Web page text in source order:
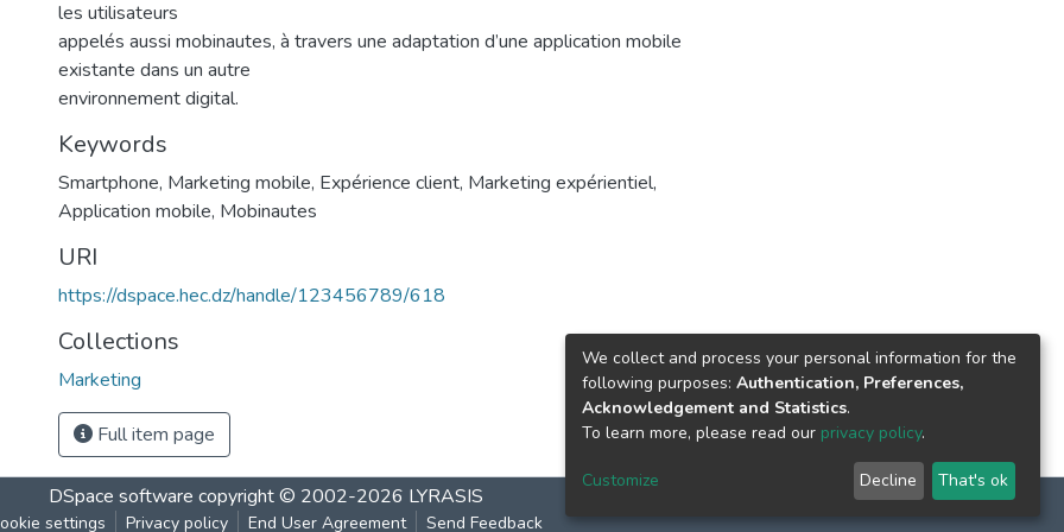
les utilisateurs
appelés aussi mobinautes, à travers une adaptation d’une application mobile
existante dans un autre
environnement digital.
Keywords
Smartphone, Marketing mobile, Expérience client, Marketing expérientiel,
Application mobile, Mobinautes
URI
https://dspace.hec.dz/handle/123456789/618
Collections
Marketing
Full item page
DSpace software copyright © 2002-2026 LYRASIS
settings Privacy policy End User Agreement Send Feedback
We collect and process your personal information for the
following purposes: Authentication, Preferences,
Acknowledgement and Statistics.
To learn more, please read our privacy policy.
Customize Decline That's ok